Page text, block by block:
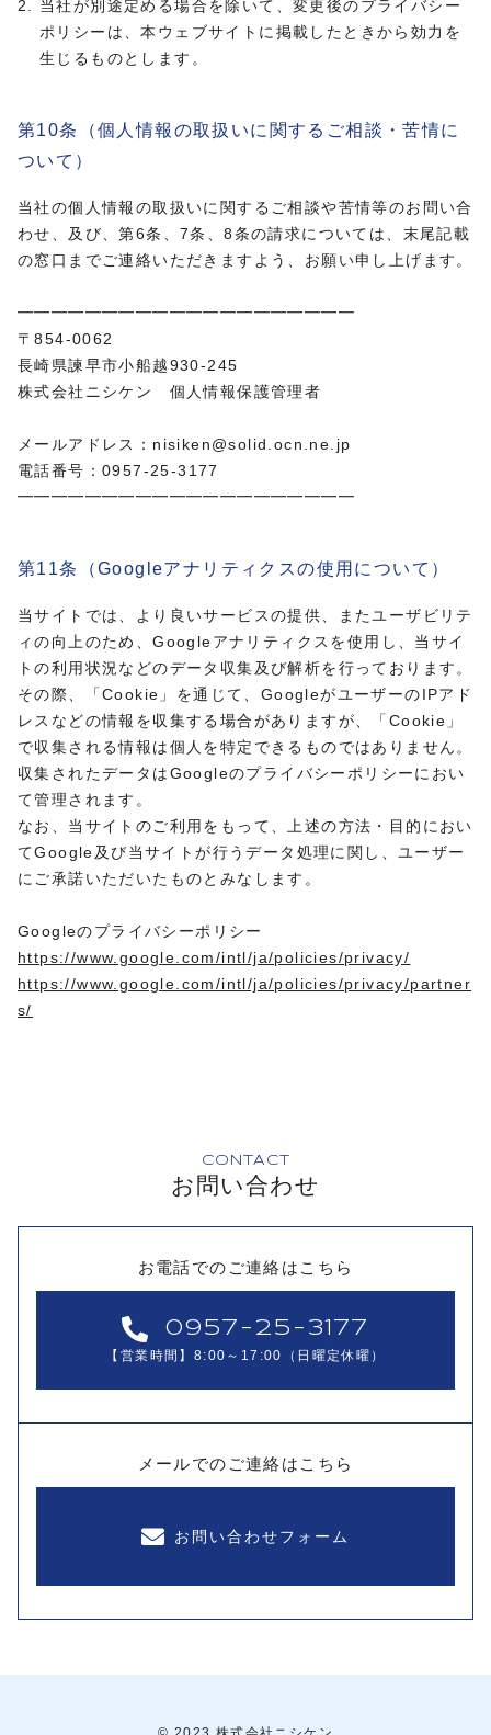
当社が別途定める場合を除いて、変更後のプライバシー
ポリシーは、本ウェブサイトに掲載したときから効力を
生じるものとします。
第10条（個人情報の取扱いに関するご相談・苦情に
ついて）
当社の個人情報の取扱いに関するご相談や苦情等のお問い合
わせ、及び、第6条、7条、8条の請求については、末尾記載
の窓口までご連絡いただきますよう、お願い申し上げます。
━━━━━━━━━━━━━━━━━━━━
〒854-0062
長崎県諫早市小船越930-245
株式会社ニシケン 個人情報保護管理者
メールアドレス：nisiken@solid.ocn.ne.jp
電話番号：0957-25-3177
━━━━━━━━━━━━━━━━━━━━
第11条（Googleアナリティクスの使用について）
当サイトでは、より良いサービスの提供、またユーザビリテ
ィの向上のため、Googleアナリティクスを使用し、当サイ
トの利用状況などのデータ収集及び解析を行っております。
その際、「Cookie」を通じて、GoogleがユーザーのIPアド
レスなどの情報を収集する場合がありますが、「Cookie」
で収集される情報は個人を特定できるものではありません。
収集されたデータはGoogleのプライバシーポリシーにおい
て管理されます。
なお、当サイトのご利用をもって、上述の方法・目的におい
てGoogle及び当サイトが行うデータ処理に関し、ユーザー
にご承諾いただいたものとみなします。
Googleのプライバシーポリシー
https://www.google.com/intl/ja/policies/privacy/
https://www.google.com/intl/ja/policies/privacy/partner
s/
CONTACT
お問い合わせ
お電話でのご連絡はこちら
0957-25-3177
【営業時間】8:00～17:00（日曜定休曜）
メールでのご連絡はこちら
お問い合わせフォーム